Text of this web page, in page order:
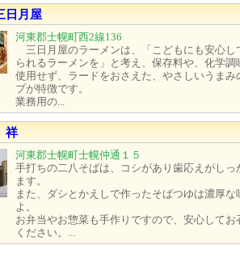
日月屋
河東郡士幌町西2線136
三日月屋のラーメンは、「こどもにも安心し
られるラーメンを」と考え、保存料や、化学調
使用せず、ラードをおさえた、やさしいうまみ
プが特徴です。
業務用の...
祥
河東郡士幌町士幌仲通１５
手打ちの二八そばは、コシがあり歯応えがしっ
ます。
また、ダシとかえしで作ったそばつゆは濃厚な
よ。
お弁当やお惣菜も手作りですので、安心してお
ください。...